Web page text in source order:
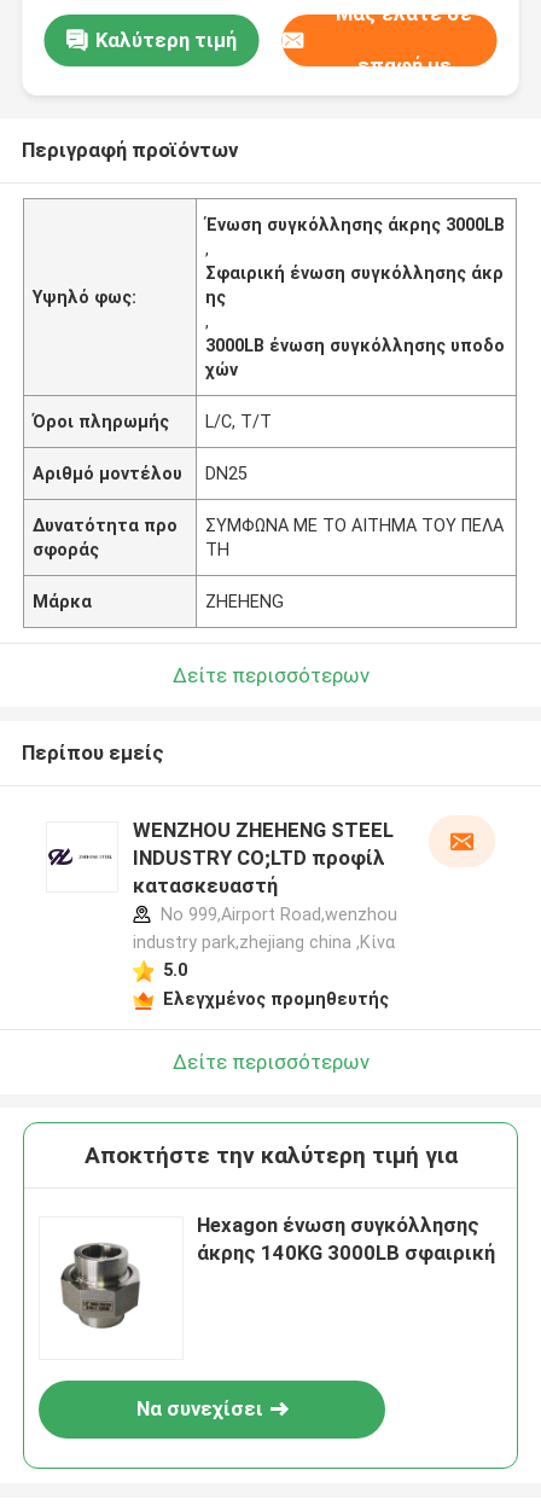
Καλύτερη τιμή
Μας ελάτε σε
επαφή με
Περιγραφή προϊόντων
Υψηλό φως:
Ένωση συγκόλλησης άκρης 3000LB
,
Σφαιρική ένωση συγκόλλησης άκρ
ης
,
3000LB ένωση συγκόλλησης υποδο
χών
Όροι πληρωμής L/C, T/T
Αριθμό μοντέλου DN25
Δυνατότητα προ
σφοράς
ΣΥΜΦΩΝΑ ΜΕ ΤΟ ΑΙΤΗΜΑ ΤΟΥ ΠΕΛΑ
ΤΗ
Μάρκα ZHEHENG
Δείτε περισσότερων
Περίπου εμείς
WENZHOU ZHEHENG STEEL
INDUSTRY CO;LTD προφίλ
κατασκευαστή
No 999,Airport Road,wenzhou
industry park,zhejiang china ,Κίνα
5.0
Ελεγχμένος προμηθευτής
Δείτε περισσότερων
Αποκτήστε την καλύτερη τιμή για
Hexagon ένωση συγκόλλησης
άκρης 140KG 3000LB σφαιρική
Να συνεχίσει